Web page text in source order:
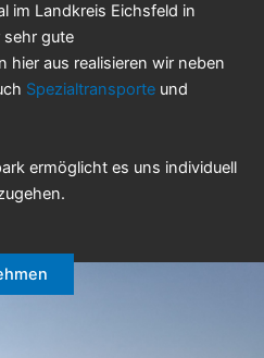
im Landkreis Eichsfeld in
gute
hier aus realisieren wir neben
Spezialtransporte und
ermöglicht es uns individuell